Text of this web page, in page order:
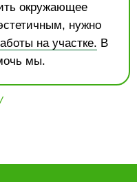
окружающее
нужно
на участке. В
мы.